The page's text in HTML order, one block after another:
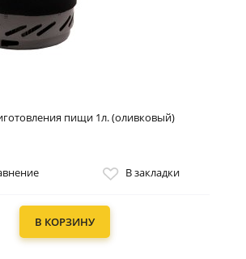
пищи 1л. (оливковый)
В закладки
В КОРЗИНУ